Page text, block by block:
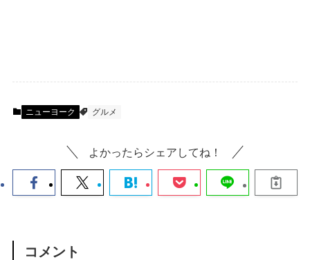
ニューヨーク グルメ
よかったらシェアしてね！
コメント